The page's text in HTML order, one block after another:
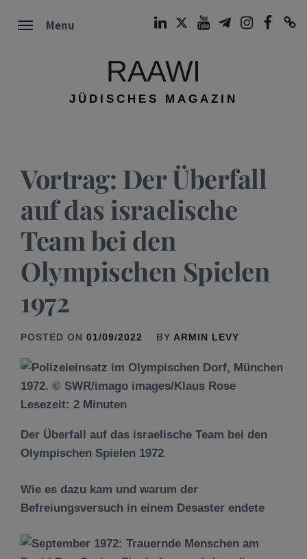
Menu
RAAWI
JÜDISCHES MAGAZIN
Vortrag: Der Überfall
auf das israelische
Team bei den
Olympischen Spielen
1972
POSTED ON 01/09/2022 BY ARMIN LEVY
Lesezeit: 2 Minuten
Der Überfall auf das israelische Team bei den
Olympischen Spielen 1972
Wie es dazu kam und warum der
Befreiungsversuch in einem Desaster endete